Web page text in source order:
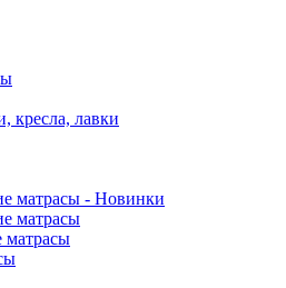
кресла, лавки
матрасы - Новинки
матрасы